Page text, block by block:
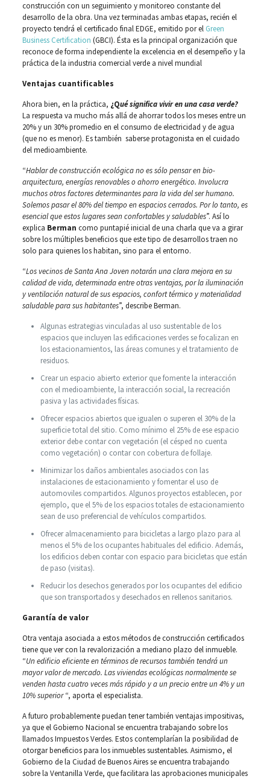
construcción con un seguimiento y monitoreo constante del
desarrollo de la obra. Una vez terminadas ambas etapas, recién el
proyecto tendrá el certificado final EDGE, emitido por el Green
Business Certification (GBCI). Ésta es la principal organización que
reconoce de forma independiente la excelencia en el desempeño y la
práctica de la industria comercial verde a nivel mundial
Ventajas cuantificables
Ahora bien, en la práctica, ¿Quésignifica vivir en una casa verde?
La respuesta va mucho más allá de ahorrar todos los meses entre un
20% y un 30% promedio en el consumo de electricidad y de agua
(que no es menor). Es también saberse protagonista en el cuidado
del medioambiente.
“Hablar de construcción ecológica no es sólo pensar en bio-
arquitectura, energías renovables o ahorro energético. Involucra
muchos otros factores determinantes para la vida del ser humano.
Solemos pasar el 80% del tiempo en espacios cerrados. Por lo tanto, es
esencial que estos lugares sean confortables y saludables”. Así lo
explica Berman como puntapié inicial de una charla que va a girar
sobre los múltiples beneficios que este tipo de desarrollos traen no
solo para quienes los habitan, sino para el entorno.
“Los vecinos de Santa Ana Joven notarán una clara mejora en su
calidad de vida, determinada entre otras ventajas, por la iluminación
y ventilación natural de sus espacios, confort térmico y materialidad
saludable para sus habitantes”, describe Berman.
Algunas estrategias vinculadas al uso sustentable de los
espacios que incluyen las edificaciones verdes se focalizan en
los estacionamientos, las áreas comunes y el tratamiento de
residuos.
Crear un espacio abierto exterior que fomente la interacción
con el medioambiente, la interacción social, la recreación
pasiva y las actividades físicas.
Ofrecer espacios abiertos que igualen o superen el 30% de la
superficie total del sitio. Como mínimo el 25% de ese espacio
exterior debe contar con vegetación (el césped no cuenta
como vegetación) o contar con cobertura de follaje.
Minimizar los daños ambientales asociados con las
instalaciones de estacionamiento y fomentar el uso de
automoviles compartidos. Algunos proyectos establecen, por
ejemplo, que el 5% de los espacios totales de estacionamiento
sean de uso preferencial de vehículos compartidos.
Ofrecer almacenamiento para bicicletas a largo plazo para al
menos el 5% de los ocupantes habituales del edificio. Además,
los edificios deben contar con espacio para bicicletas que están
de paso (visitas).
Reducir los desechos generados por los ocupantes del edificio
que son transportados y desechados en rellenos sanitarios.
Garantía de valor
Otra ventaja asociada a estos métodos de construcción certificados
tiene que ver con la revalorización a mediano plazo del inmueble.
“Un edificio eficiente en términos de recursos también tendrá un
mayor valor de mercado. Las viviendas ecológicas normalmente se
venden hasta cuatro veces más rápido y a un precio entre un 4% y un
10% superior“, aporta el especialista.
A futuro probablemente puedan tener también ventajas impositivas,
ya que el Gobierno Nacional se encuentra trabajando sobre los
llamados Impuestos Verdes. Estos contemplarían la posibilidad de
otorgar beneficios para los inmuebles sustentables. Asimismo, el
Gobierno de la Ciudad de Buenos Aires se encuentra trabajando
sobre la Ventanilla Verde, que facilitara las aprobaciones municipales